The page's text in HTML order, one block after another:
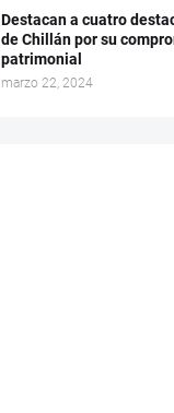
Destacan a cuatro
de Chillán por su
patrimonial
marzo 22, 2024